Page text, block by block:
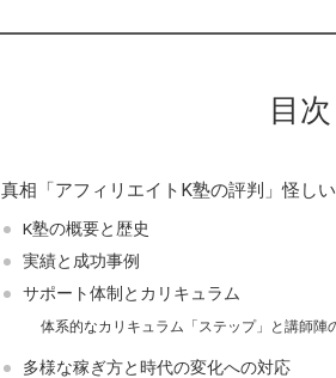
目次
真相「アフィリエイトK塾の評判」怪し
K塾の概要と歴史
実績と成功事例
サポート体制とカリキュラム
体系的なカリキュラム「ステップ」と講師陣
多様な稼ぎ方と時代の変化への対応